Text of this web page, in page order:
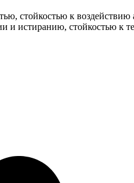
стойкостью к воздействию
и истиранию, стойкостью